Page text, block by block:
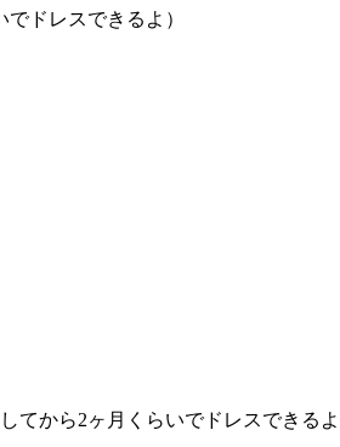
ドレスできるよ）
てから2ヶ月くらいでドレスできる